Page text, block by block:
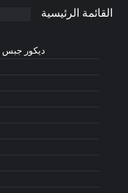
القائمة الرئيسية
ديكور جبس